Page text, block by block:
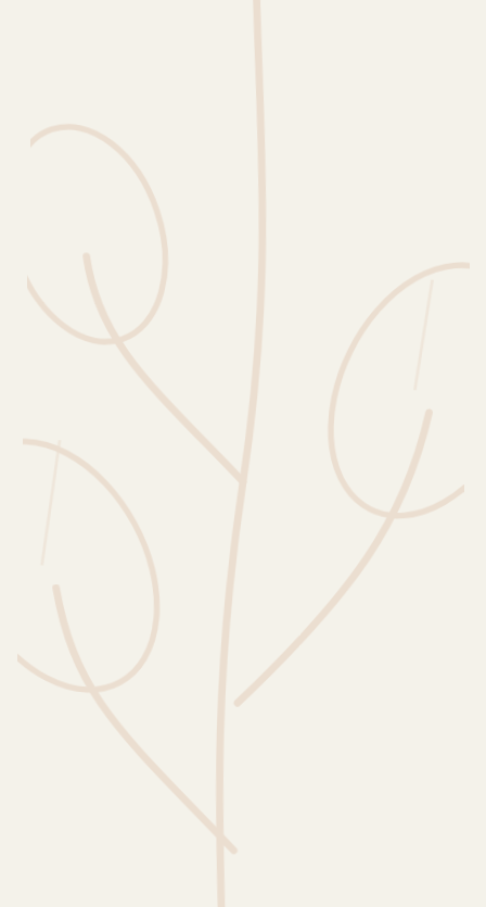
Sammelkalender
Blüten-Finder
Phänologie-Radar
Vogelstimmen
Gartenplaner
Challenges
Wusstest du?
Sammlungen
Selber machen